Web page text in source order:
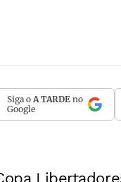
Siga o A TARDE no
Google